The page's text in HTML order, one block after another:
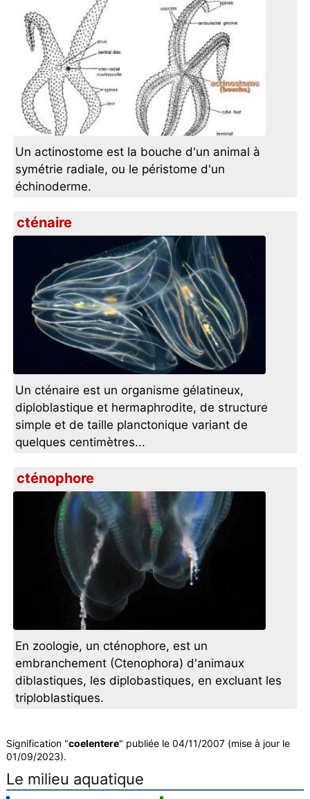
Un actinostome est la bouche d'un animal à
symétrie radiale‎, ou le péristome d'un
échinoderme‎.
cténaire
Un cténaire est un organisme gélatineux,
diploblastique et hermaphrodite, de structure
simple et de taille planctonique variant de
quelques centimètres...
cténophore
En zoologie, un cténophore, est un
embranchement (Ctenophora) d'animaux
diblastiques, les diplobastiques, en excluant les
triploblastiques.
Signification "coelentere" publiée le 04/11/2007 (mise à jour le
01/09/2023).
Le milieu aquatique